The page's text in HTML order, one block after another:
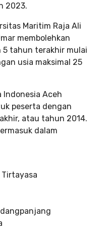
2023.
Maritim Raja Ali
membolehkan
5 tahun terakhir mulai
usia maksimal 25
Aceh
peserta dengan
atau tahun 2014.
dalam